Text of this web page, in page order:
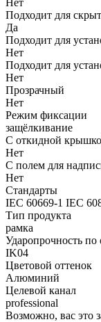
Подходит для
Да
Подходит для
Нет
Подходит для
Нет
Прозрачный
Нет
Режим фиксации
защёлкивание
С откидной
Нет
С полем для
Нет
Стандарты
IEC 60669-1 IEC
Тип продукта
рамка
Ударопрочность по
IK04
Цветовой оттенок
Алюминий
Целевой канал
professional
Возможно, вас это